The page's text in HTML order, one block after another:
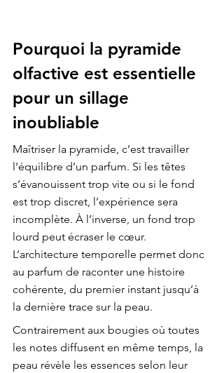
Pourquoi la pyramide
olfactive est essentielle
pour un sillage
inoubliable
Maîtriser la pyramide, c’est travailler
l’équilibre d’un parfum. Si les têtes
s’évanouissent trop vite ou si le fond
est trop discret, l’expérience sera
incomplète. À l’inverse, un fond trop
lourd peut écraser le cœur.
L’architecture temporelle permet donc
au parfum de raconter une histoire
cohérente, du premier instant jusqu’à
la dernière trace sur la peau.
Contrairement aux bougies où toutes
les notes diffusent en même temps, la
peau révèle les essences selon leur